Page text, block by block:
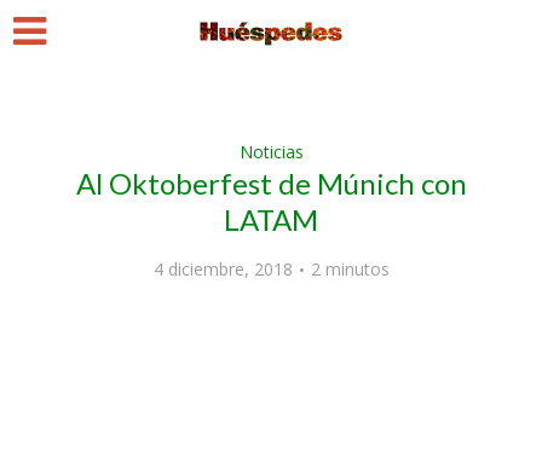
Noticias
Al Oktoberfest de Múnich con
LATAM
4 diciembre, 2018 2 minutos